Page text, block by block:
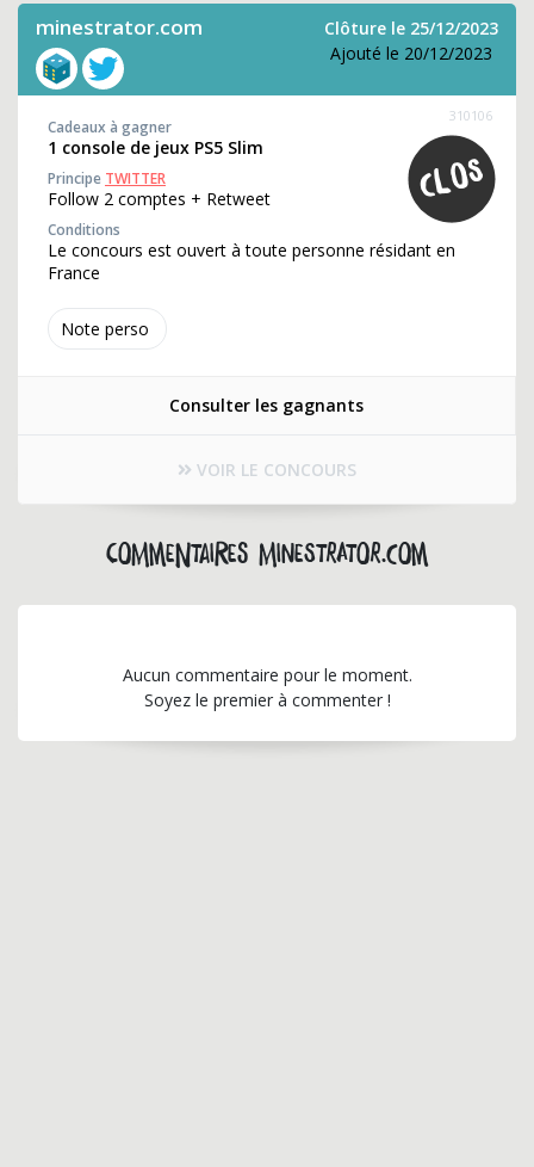
minestrator.com
Clôture le 25/12/2023
Ajouté le 20/12/2023
Note perso
310106
Cadeaux à gagner
1 console de jeux PS5 Slim
Principe TWITTER
Follow 2 comptes + Retweet
Conditions
Le concours est ouvert à toute personne résidant en
France
Consulter les gagnants
VOIR LE CONCOURS
Commentaires minestrator.com
Aucun commentaire pour le moment.
Soyez le premier à commenter !